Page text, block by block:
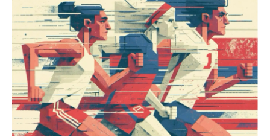
Знаменитый орангутан Бату отметил юбилей в
новосибирском зоопарке
Новосибирские хирурги спасли сердце восьмиклассницы
с донорским клапаном